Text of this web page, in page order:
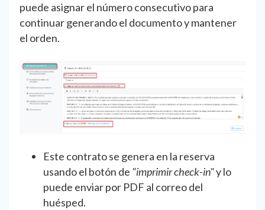
puede asignar el número consecutivo para
continuar generando el documento y mantener
el orden.
Este contrato se genera en la reserva
usando el botón de "imprimir check-in"y lo
puede enviar por PDF al correo del
huésped.